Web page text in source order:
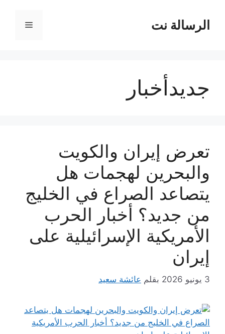
المحتوىالرسالة نت القائمة
جديدأخبار
تعرض إيران والكويت
والبحرين لهجمات هل
يتصاعد الصراع في الخليج
من جديد؟ أخبار الحرب
الأمريكية الإسرائيلية على
إيران
3 يونيو 2026 بقلم عائشة سعيد